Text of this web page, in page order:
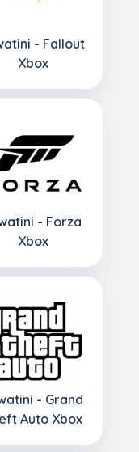
- Fallout
Xbox
- Forza
Xbox
- Grand
Auto Xbox